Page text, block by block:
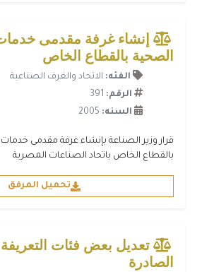
إنشاء غرفة مقدمى
الصحية بالقطاع الخاص
الفئه: الاتحاد والغرف الصناعية
الرقم:
السنه:
قرار وزير الصناعة بإنشاء غرفة مقدمى خدمات
بالقطاع الخاص باتحاد الصناعات المصرية
تحميل المرفق
تعديل بعض فئات
الصادرة